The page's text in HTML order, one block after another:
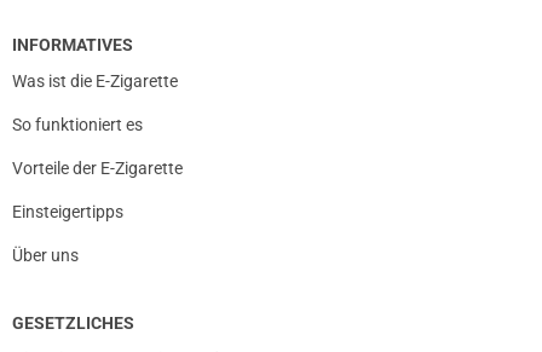
INFORMATIVES
Was ist die E-Zigarette
So funktioniert es
Vorteile der E-Zigarette
Einsteigertipps
Über uns
GESETZLICHES